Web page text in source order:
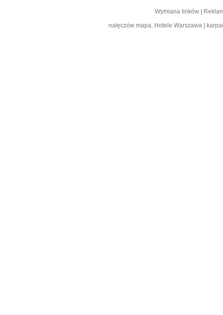
Wymiana linków
nałęczów mapa, Hotele Warszawa